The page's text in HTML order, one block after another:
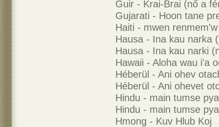
Guir - Krai-Brai (nő a
Gujarati - Hoon tane
Haiti - mwen renmem'w
Hausa - Ina kau narka
Hausa - Ina kau narki
Hawaii - Aloha wau i'a
Héberül - Ani ohev
Héberül - Ani ohevet
Hindu - main tumse
Hindu - main tumse
Hmong - Kuv Hlub Koj